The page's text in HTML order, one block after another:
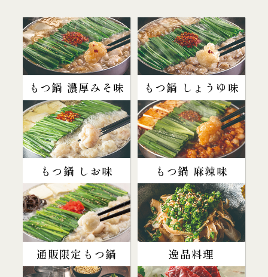
もつ鍋 濃厚みそ味 もつ鍋 しょうゆ味
もつ鍋 しお味 もつ鍋 麻辣味
通販限定もつ鍋 逸品料理